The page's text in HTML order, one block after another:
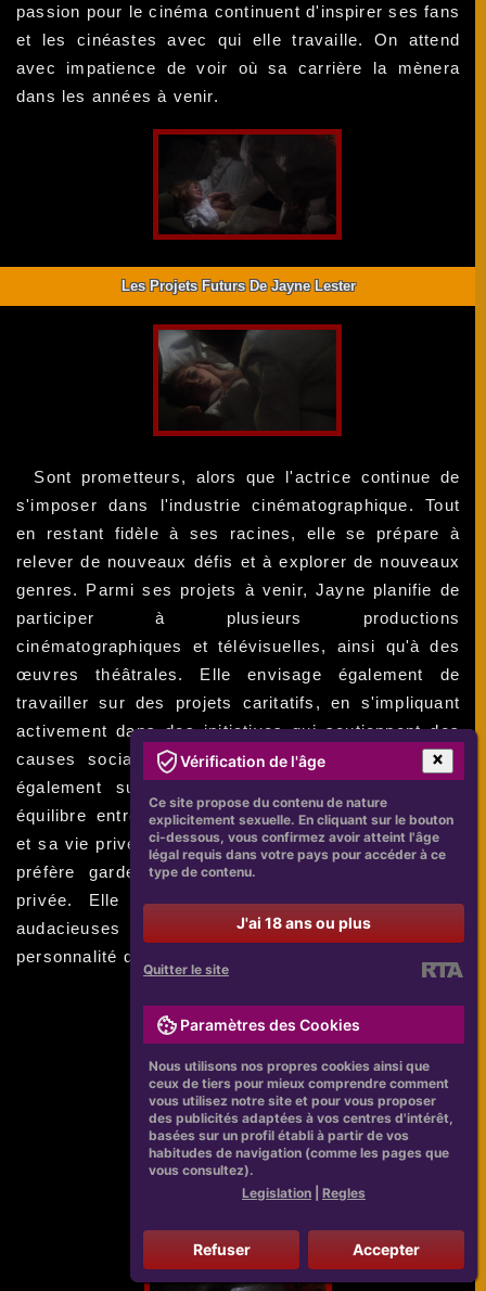
passion pour le cinéma continuent d'inspirer ses fans
et les cinéastes avec qui elle travaille. On attend
avec impatience de voir où sa carrière la mènera
dans les années à venir.
Les Projets Futurs De Jayne Lester
Sont prometteurs, alors que l'actrice continue de
s'imposer dans l'industrie cinématographique. Tout
en restant fidèle à ses racines, elle se prépare à
relever de nouveaux défis et à explorer de nouveaux
genres. Parmi ses projets à venir, Jayne planifie de
participer à plusieurs productions
cinématographiques et télévisuelles, ainsi qu'à des
œuvres théâtrales. Elle envisage également de
travailler sur des projets caritatifs, en s'impliquant
activement dans des initiatives qui soutiennent des
causes sociales importantes. Jayne se concentre
également sur sa vie personnelle, et trouve un
équilibre entre ses responsabilités professionnelles
et sa vie privée. Bien qu'elle soit ouverte aux, Jayne
préfère garder les détails de sa vie amoureuse
privée. Elle continue de prendre des initiatives
audacieuses dans sa carrière, tout en restant une
personnalité discrète quant à sa vie personnelle.
Vérification de l'âge
Ce site propose du contenu de nature
explicitement sexuelle. En cliquant sur le bouton
ci-dessous, vous confirmez avoir atteint l'âge
légal requis dans votre pays pour accéder à ce
type de contenu.
J'ai 18 ans ou plus
Quitter le site
Paramètres des Cookies
Nous utilisons nos propres cookies ainsi que
ceux de tiers pour mieux comprendre comment
vous utilisez notre site et pour vous proposer
des publicités adaptées à vos centres d'intérêt,
basées sur un profil établi à partir de vos
habitudes de navigation (comme les pages que
vous consultez).
Legislation
Regles
Refuser Accepter